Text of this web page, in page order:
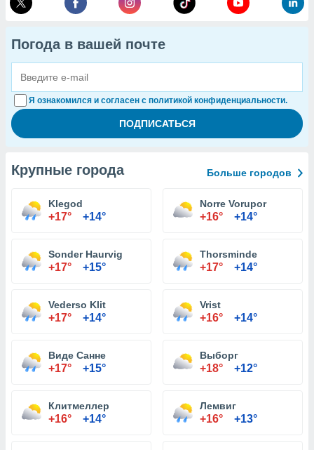
Погода в вашей почте
Я ознакомился и согласен с политикой конфиденциальности.
Крупные города Больше городов
Klegod
+17° +14°
Norre Vorupor
+16° +14°
Sonder Haurvig
+17° +15°
Thorsminde
+17° +14°
Vederso Klit
+17° +14°
Vrist
+16° +14°
Виде Санне
+17° +15°
Выборг
+18° +12°
Клитмеллер
+16° +14°
Лемвиг
+16° +13°